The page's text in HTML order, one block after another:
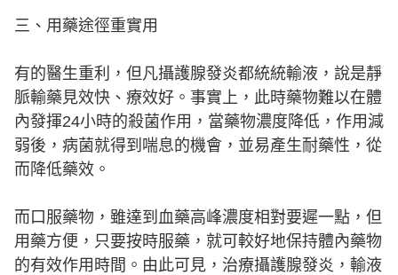
三、用藥途徑重實用
有的醫生重利，但凡攝護腺發炎都統統輸液，說是靜
脈輸藥見效快、療效好。事實上，此時藥物難以在體
內發揮24小時的殺菌作用，當藥物濃度降低，作用減
弱後，病菌就得到喘息的機會，並易產生耐藥性，從
而降低藥效。
而口服藥物，雖達到血藥高峰濃度相對要遲一點，但
用藥方便，只要按時服藥，就可較好地保持體內藥物
的有效作用時間。由此可見，治療攝護腺發炎，輸液